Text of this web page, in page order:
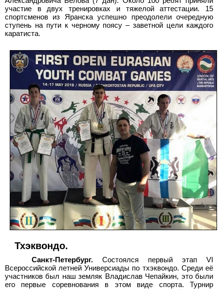
участие в двух тренировках и тяжелой аттестации. 15
спортсменов из Яранска успешно преодолели очередную
ступень на пути к черному поясу – заветной цели каждого
каратиста.
Тхэквондо.
Санкт-Петербург. Состоялся первый этап VI
Всероссийской летней Универсиады по тхэквондо. Среди её
участников был наш земляк Владислав Чепайкин, это были
его первые соревнования в этом виде спорта. Турнир